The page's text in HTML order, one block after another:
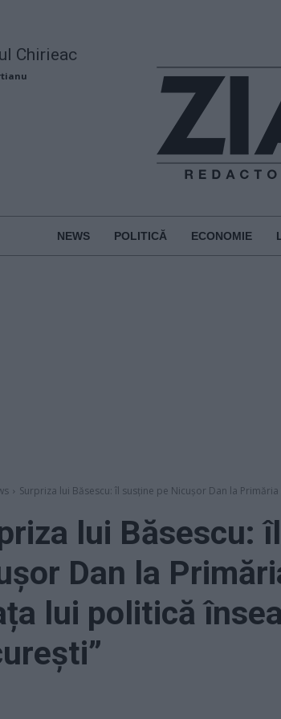
Chirieac
NEWS POLITICĂ ECONOMIE
Surpriza lui Băsescu: îl susţine pe Nicuşor Dan la
lui Băsescu:
Dan la
lui politică